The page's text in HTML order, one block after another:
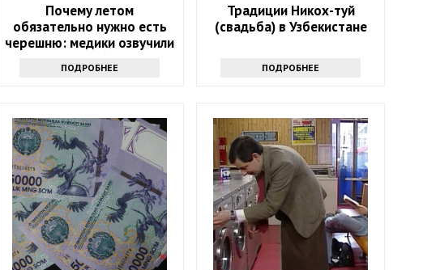
Почему летом
обязательно нужно есть
черешню: медики озвучили
5 полезных свойств ягоды
ПОДРОБНЕЕ
Традиции Никох-туй
(свадьба) в Узбекистане
ПОДРОБНЕЕ